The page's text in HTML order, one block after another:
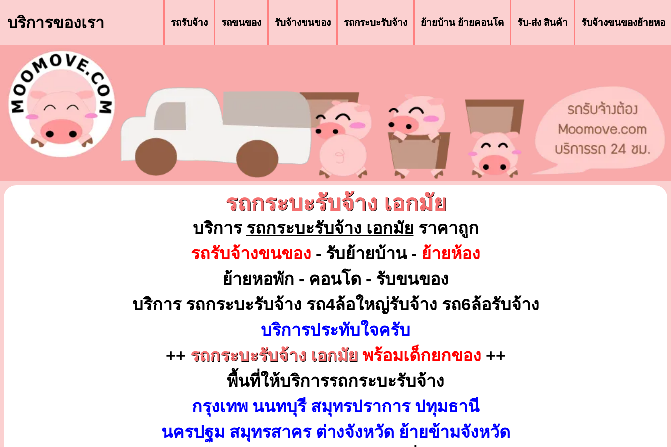
บริการของเรา รถรับจ้าง รถขนของ รับจ้างขนของ รถกระบะรับจ้าง ย้ายบ้าน ย้ายคอนโด รับ-ส่ง สินค้า รับจ้างขนของย้ายหอ
รถกระบะรับจ้าง เอกมัย
บริการ รถกระบะรับจ้าง เอกมัย ราคาถูก
รถรับจ้างขนของ - รับย้ายบ้าน - ย้ายห้อง
ย้ายหอพัก - คอนโด - รับขนของ
บริการ รถกระบะรับจ้าง รถ4ล้อใหญ่รับจ้าง รถ6ล้อรับจ้าง
บริการประทับใจครับ
++ รถกระบะรับจ้าง เอกมัย พร้อมเด็กยกของ ++
พื้นที่ให้บริการรถกระบะรับจ้าง
กรุงเทพ นนทบุรี สมุทรปราการ ปทุมธานี
นครปฐม สมุทรสาคร ต่างจังหวัด ย้ายข้ามจังหวัด